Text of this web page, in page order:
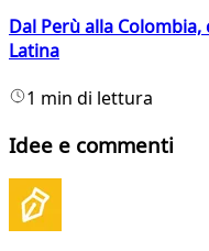
Dal Perù alla
Latina
1 min di lettura
Idee e commenti